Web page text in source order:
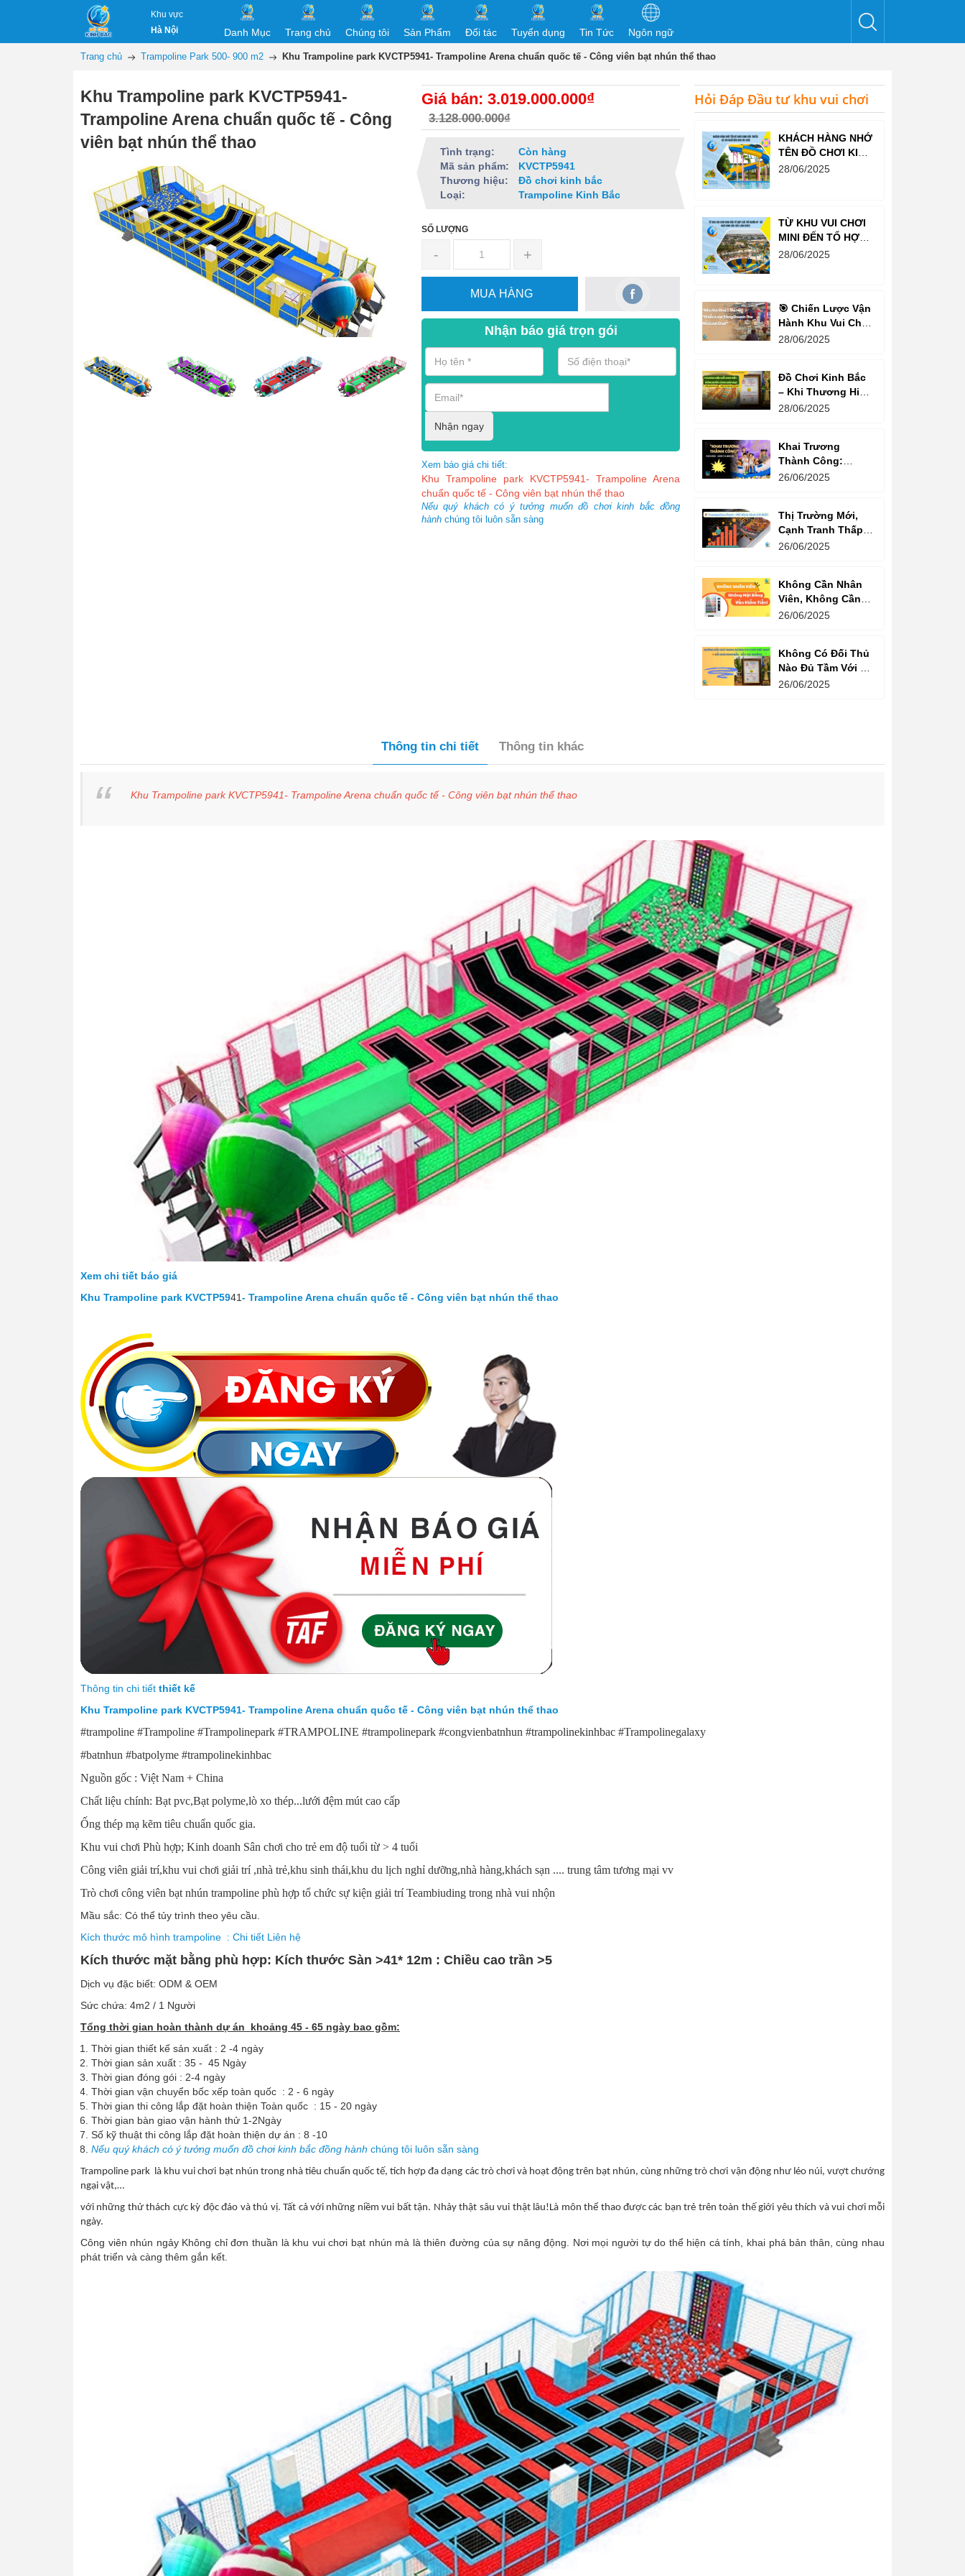
Khu vực
Hà Nội
Danh Mục Trang chủ Chúng tôi Sản Phẩm Đối tác Tuyển dụng Tin Tức Ngôn ngữ
Trang chủ Trampoline Park 500- 900 m2 Khu Trampoline park KVCTP5941- Trampoline Arena chuẩn quốc tế - Công viên bạt nhún thể thao
Khu Trampoline park KVCTP5941-
Trampoline Arena chuẩn quốc tế - Công
viên bạt nhún thể thao
Giá bán: 3.019.000.000₫
3.128.000.000₫
Tình trạng:
Còn hàng
Mã sản phẩm:
KVCTP5941
Thương hiệu:
Đồ chơi kinh bắc
Loại:
Trampoline Kinh Bắc
SỐ LƯỢNG
- +
MUA HÀNG
Nhận báo giá trọn gói
Nhận ngay
Xem báo giá chi tiết:
Khu Trampoline park KVCTP5941- Trampoline Arena
chuẩn quốc tế - Công viên bạt nhún thể thao
Nếu quý khách có ý tưởng muốn đồ chơi kinh bắc đồng
hành chúng tôi luôn sẵn sàng
Hỏi Đáp Đầu tư khu vui chơi
KHÁCH HÀNG NHỚ
TÊN ĐỒ CHƠI KINH
BẮC TRƯỚC CẢ
28/06/2025
TỪ KHU VUI CHƠI
MINI ĐẾN TỔ HỢP
GIẢI TRÍ NGHÌN M²
28/06/2025
🎯 Chiến Lược Vận
Hành Khu Vui Chơi
3 Thế Hệ – Tối Đa
28/06/2025
Đồ Chơi Kinh Bắc
– Khi Thương Hiệu
Vững Mạnh Bắt
28/06/2025
Khai Trương
Thành Công:
Khách Nườm
Quyết Là Gì?
26/06/2025
Thị Trường Mới,
Cạnh Tranh Thấp –
Trampoline Park Là
26/06/2025
Không Cần Nhân
Viên, Không Cần
Cửa Hàng – Chỉ
26/06/2025
Không Có Đối Thủ
Nào Đủ Tầm Với Đồ
Chơi Kinh Bắc
26/06/2025
Thông tin chi tiết Thông tin khác
Khu Trampoline park KVCTP5941- Trampoline Arena chuẩn quốc tế - Công viên bạt nhún thể thao
Xem chi tiết báo giá
Khu Trampoline park KVCTP5941- Trampoline Arena chuẩn quốc tế - Công viên bạt nhún thể thao
Thông tin chi tiết thiết kế
Khu Trampoline park KVCTP5941- Trampoline Arena chuẩn quốc tế - Công viên bạt nhún thể thao
#trampoline #Trampoline #Trampolinepark #TRAMPOLINE #trampolinepark #congvienbatnhun #trampolinekinhbac #Trampolinegalaxy
#batnhun #batpolyme #trampolinekinhbac
Nguồn gốc : Việt Nam + China
Chất liệu chính: Bạt pvc,Bạt polyme,lò xo thép...lưới đệm mút cao cấp
Ống thép mạ kẽm tiêu chuẩn quốc gia.
Khu vui chơi Phù hợp; Kinh doanh Sân chơi cho trẻ em độ tuổi từ > 4 tuổi
Công viên giải trí,khu vui chơi giải trí ,nhà trẻ,khu sinh thái,khu du lịch nghỉ dưỡng,nhà hàng,khách sạn .... trung tâm tương mại vv
Trò chơi công viên bạt nhún trampoline phù hợp tổ chức sự kiện giải trí Teambiuding trong nhà vui nhộn
Mầu sắc: Có thể tủy trình theo yêu cầu.
Kích thước mô hình trampoline : Chi tiết Liên hệ
Kích thước mặt bằng phù hợp: Kích thước Sàn >41* 12m : Chiều cao trần >5
Dịch vụ đặc biết: ODM & OEM
Sức chứa: 4m2 / 1 Người
Tổng thời gian hoàn thành dự án khoảng 45 - 65 ngày bao gồm:
Thời gian thiết kế sản xuất : 2 -4 ngày
Thời gian sản xuất : 35 - 45 Ngày
Thời gian đóng gói : 2-4 ngày
Thời gian vận chuyển bốc xếp toàn quốc : 2 - 6 ngày
Thời gian thi công lắp đặt hoàn thiện Toàn quốc : 15 - 20 ngày
Thời gian bàn giao vận hành thử 1-2Ngày
Số kỹ thuật thi công lắp đặt hoàn thiện dự án : 8 -10
Nếu quý khách có ý tưởng muốn đồ chơi kinh bắc đồng hành chúng tôi luôn sẵn sàng
Trampoline park là khu vui chơi bạt nhún trong nhà tiêu chuẩn quốc tế, tích hợp đa dạng các trò chơi và hoạt động trên bạt nhún, cùng những trò chơi vận động như léo núi, vượt chướng
ngại vật,…
với những thử thách cực kỳ độc đáo và thú vị.Tất cả với những niềm vui bất tận. Nhảy thật sâu vui thật lâu!Là môn thể thao được các bạn trẻ trên toàn thế giới yêu thích và vui chơi mỗi
ngày.
Công viên nhún ngảy Không chỉ đơn thuần là khu vui chơi bạt nhún mà là thiên đường của sự năng động. Nơi mọi người tự do thể hiện cá tính, khai phá bản thân, cùng nhau
phát triển và càng thêm gắn kết.